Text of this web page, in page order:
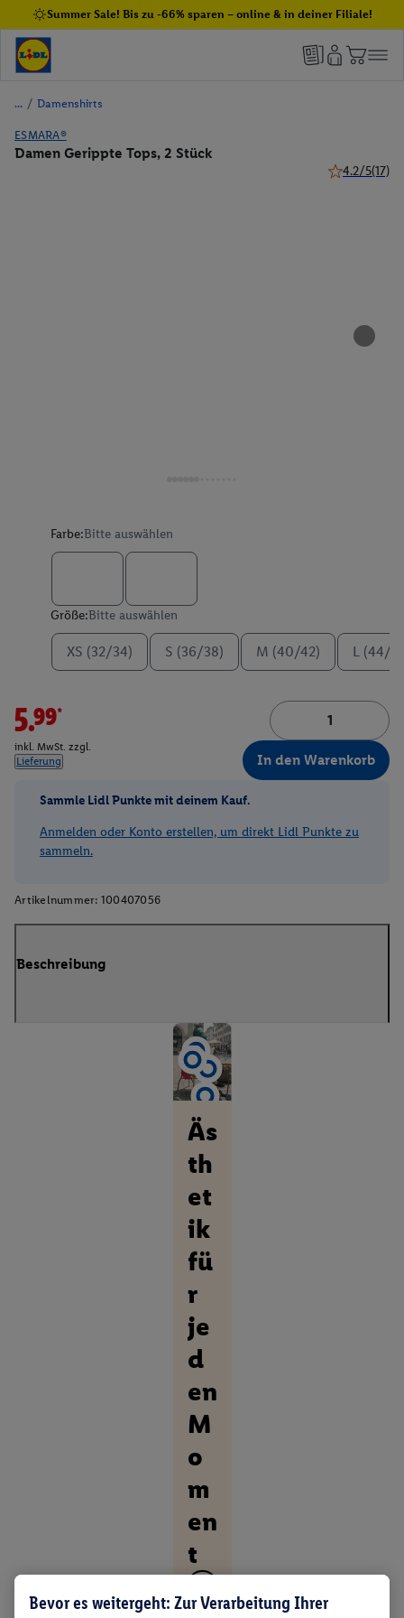
Summer Sale! Bis zu -66% sparen – online & in deiner Filiale!
/ Damenshirts
ESMARA®
Damen Gerippte Tops, 2 Stück
4.2/5(17)
Farbe:Bitte auswählen
Größe:Bitte auswählen
XS (32/34) S (36/38) M (40/42) L (44/
5.99*
inkl. MwSt. zzgl.
Lieferung
In den Warenkorb
Sammle Lidl Punkte mit deinem Kauf.
Anmelden oder Konto erstellen, um direkt Lidl Punkte zu
sammeln.
Artikelnummer: 100407056
Beschreibung
Äs
th
et
ik
fü
r
je
d
en
M
o
m
en
t
l
Bevor es weitergeht: Zur Verarbeitung Ihrer